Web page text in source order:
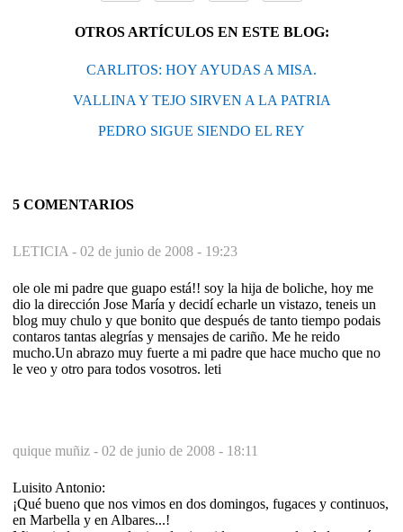
OTROS ARTÍCULOS EN ESTE BLOG:
CARLITOS: HOY AYUDAS A MISA.
VALLINA Y TEJO SIRVEN A LA PATRIA
PEDRO SIGUE SIENDO EL REY
5 COMENTARIOS
LETICIA - 02 de junio de 2008 - 19:23
ole ole mi padre que guapo está!! soy la hija de boliche, hoy me
dio la dirección Jose María y decidí echarle un vistazo, teneis un
blog muy chulo y que bonito que después de tanto tiempo podais
contaros tantas alegrías y mensajes de cariño. Me he reido
mucho.Un abrazo muy fuerte a mi padre que hace mucho que no
le veo y otro para todos vosotros. leti
quique muñiz - 02 de junio de 2008 - 18:11
Luisito Antonio:
¡Qué bueno que nos vimos en dos domingos, fugaces y continuos,
en Marbella y en Albares...!